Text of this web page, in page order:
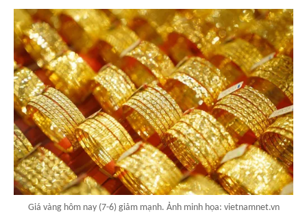
Giá vàng hôm nay (7-6) giảm mạnh. Ảnh minh họa: vietnamnet.vn